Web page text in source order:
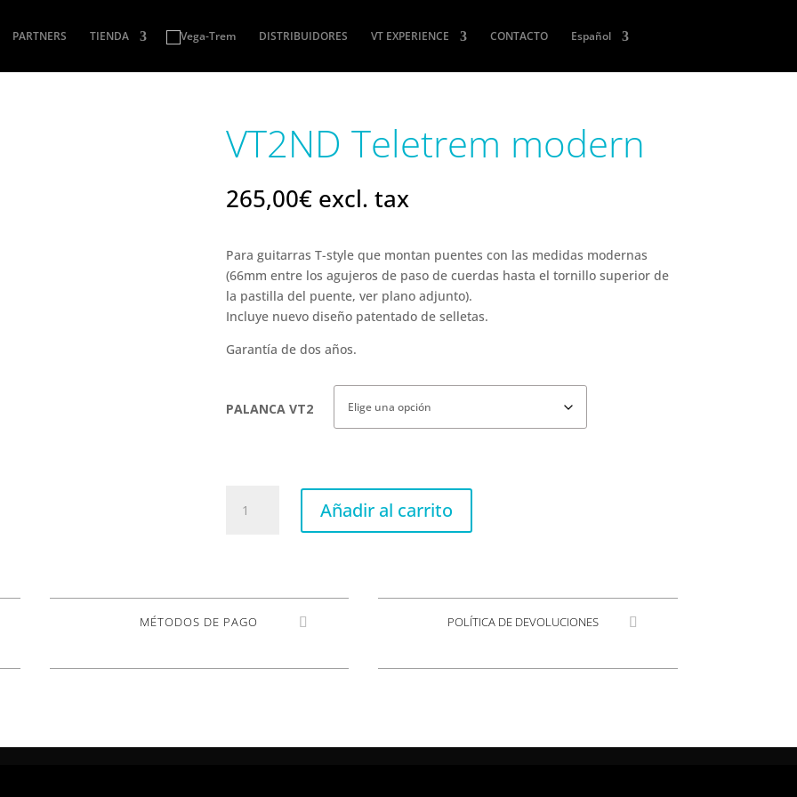
PARTNERS TIENDA DISTRIBUIDORES VT EXPERIENCE CONTACTO Español
VT2ND Teletrem modern
265,00€ excl. tax
Para guitarras T-style que montan puentes con las medidas modernas
(66mm entre los agujeros de paso de cuerdas hasta el tornillo superior de
la pastilla del puente, ver plano adjunto).
Incluye nuevo diseño patentado de selletas.
Garantía de dos años.
PALANCA VT2
Teletrem
Añadir al carrito
MÉTODOS DE PAGO POLÍTICA DE DEVOLUCIONES